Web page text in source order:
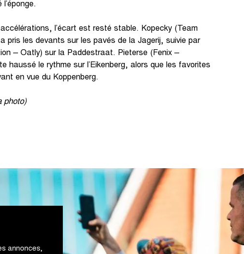
annonces,
l’écart est resté stable. Kopecky (Team
pris les devants sur les pavés de la Jagerij, suivie par
– Oatly) sur la Paddestraat. Pieterse (Fenix –
haussé le rythme sur l’Eikenberg, alors que les favorites
en vue du Koppenberg.
photo)